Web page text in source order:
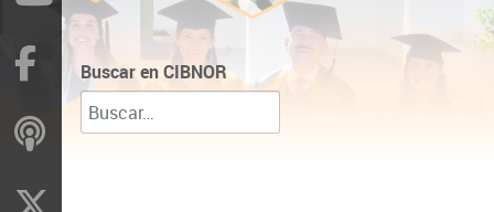
Buscar en CIBNOR
Facebook
ivoox